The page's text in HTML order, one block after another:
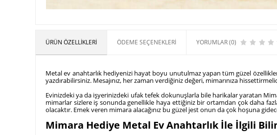
ÜRÜN ÖZELLIKLERI ÖDEME SEÇENEKLERI YORUMLAR (0)
Metal ev anahtarlık hediyenizi hayat boyu unutulmaz yapan tüm güzel özellikler,
yazdırabilirsiniz. Mesajınız, her zaman verdiğiniz değeri, mimarınıza
Evinizdeki ya da işyerinizdeki ufak tefek dokunuşlarla bile harikalar yaratan
mimarlar sizlere iş sonunda genellikle haya ettiğiniz bir ortamdan çok daha
olacaktır. Emek veren mimara alacağınız bu güzel jest onun da çok hoşuna
Mimara Hediye Metal Ev Anahtarlık İle İlgili